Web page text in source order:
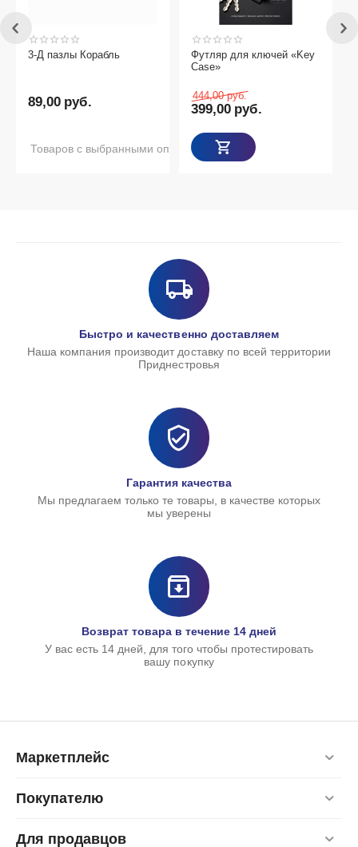
3-Д пазлы Корабль
89,00 руб.
Товаров с выбранными опциями нет в наличии
Футляр для ключей «Key
Case»
444,00 руб.
399,00 руб.
Быстро и качественно доставляем
Наша компания производит доставку по всей территории
Приднестровья
Гарантия качества
Мы предлагаем только те товары, в качестве которых
мы уверены
Возврат товара в течение 14 дней
У вас есть 14 дней, для того чтобы протестировать
вашу покупку
Маркетплейс
Покупателю
Для продавцов